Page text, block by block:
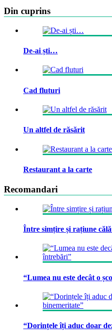
Din cuprins
De-ai ști…
Cad fluturi
Un altfel de răsărit
Restaurant a la carte
Recomandari
Între simțire și rațiune
“Lumea nu este decât o
“Dorințele îți aduc doar